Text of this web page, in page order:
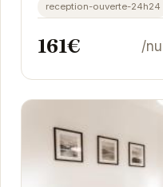
reception-ouverte-24h24
161€ /